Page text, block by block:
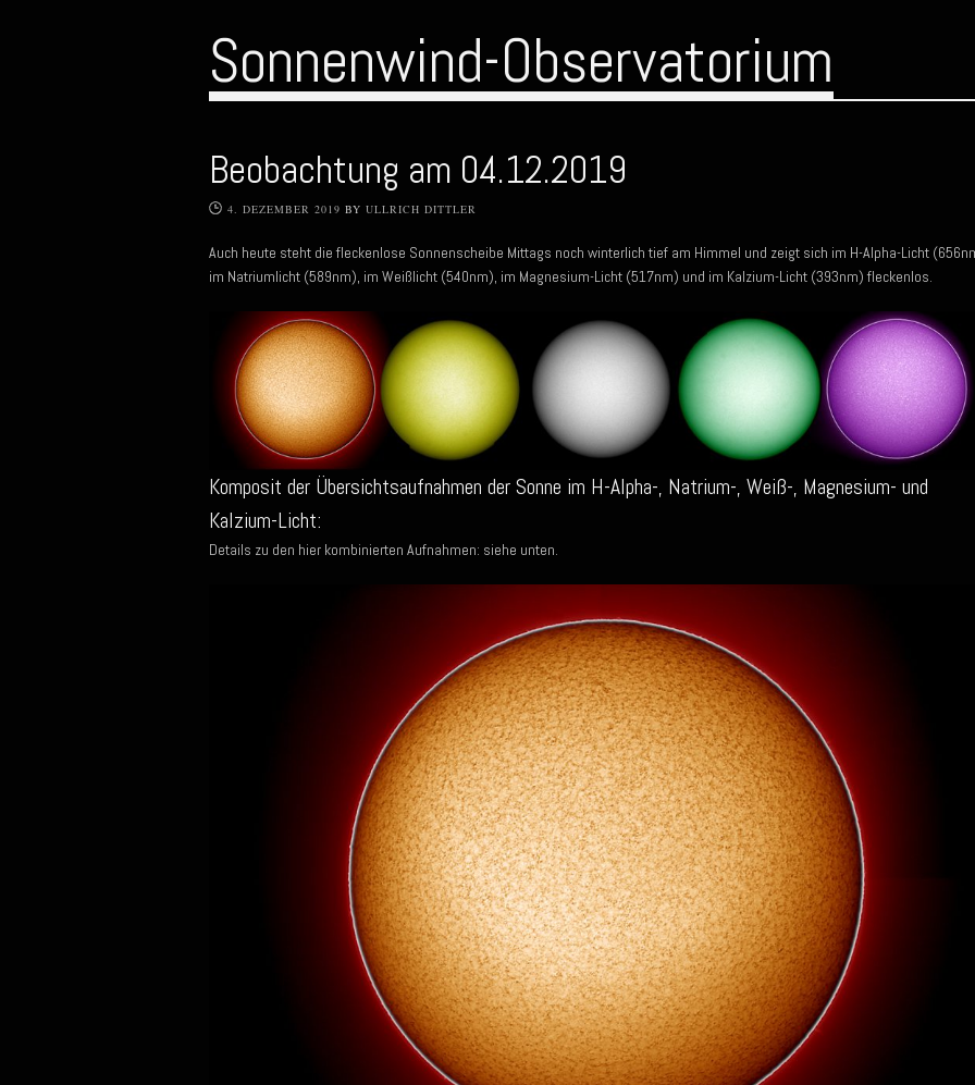
Sonnenwind-Observatorium
Beobachtung am 04.12.2019
4. DEZEMBER 2019 BY ULLRICH DITTLER
Auch heute steht die fleckenlose Sonnenscheibe Mittags noch winterlich tief am Himmel und zeigt sich im H-Alpha-Licht
im Natriumlicht (589nm), im Weißlicht (540nm), im Magnesium-Licht (517nm) und im Kalzium-Licht (393nm) fleckenlos.
Komposit der Übersichtsaufnahmen der Sonne im H-Alpha-, Natrium-, Weiß-, Magnesium- und
Kalzium-Licht:
Details zu den hier kombinierten Aufnahmen: siehe unten.